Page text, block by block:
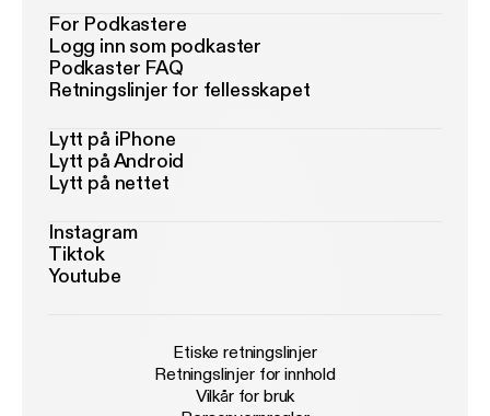
For Podkastere
Logg inn som podkaster
Podkaster FAQ
Retningslinjer for fellesskapet
Lytt på iPhone
Lytt på Android
Lytt på nettet
Instagram
Tiktok
Youtube
Etiske retningslinjer
Retningslinjer for innhold
Vilkår for bruk